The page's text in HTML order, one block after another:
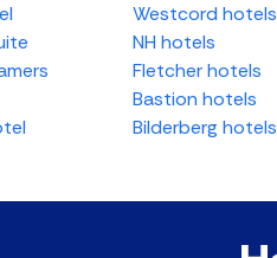
Westcord hotels
NH hotels
Fletcher hotels
Bastion hotels
Bilderberg hotels